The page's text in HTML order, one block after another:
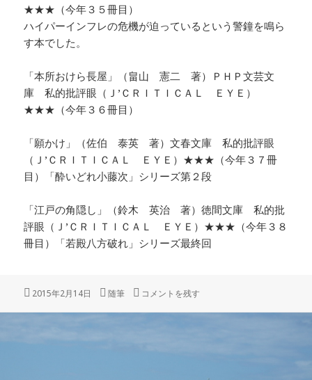
★★★（今年３５冊目）
ハイパーインフレの危機が迫っているという警鐘を鳴ら
す本でした。
「本所おけら長屋」（畠山 憲二 著）ＰＨＰ文芸文
庫 私的批評眼（Ｊ’ＣＲＩＴＩＣＡＬ ＥＹＥ）
★★★（今年３６冊目）
「願かけ」（佐伯 泰英 著）文春文庫 私的批評眼
（Ｊ’ＣＲＩＴＩＣＡＬ ＥＹＥ）★★★（今年３７冊
目）「酔いどれ小藤次」シリーズ第２段
「江戸の角隠し」（鈴木 英治 著）徳間文庫 私的批
評眼（Ｊ’ＣＲＩＴＩＣＡＬ ＥＹＥ）★★★（今年３８
冊目）「若殿八方破れ」シリーズ最終回
投
日:
2015年2月14日
カ
随筆 「ハワイの高級住宅地」 に
コメントを残す